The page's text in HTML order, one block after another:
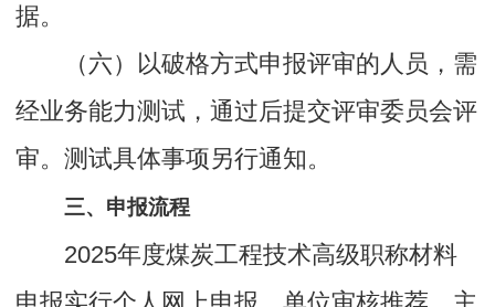
据。
（六）以破格方式申报评审的人员，需
经业务能力测试，通过后提交评审委员会评
审。测试具体事项另行通知。
三、申报流程
2025年度煤炭工程技术高级职称材料